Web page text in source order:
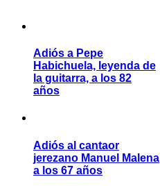
Adiós a Pepe
Habichuela, leyenda de
la guitarra, a los 82
años
Adiós al cantaor
jerezano Manuel Malena
a los 67 años